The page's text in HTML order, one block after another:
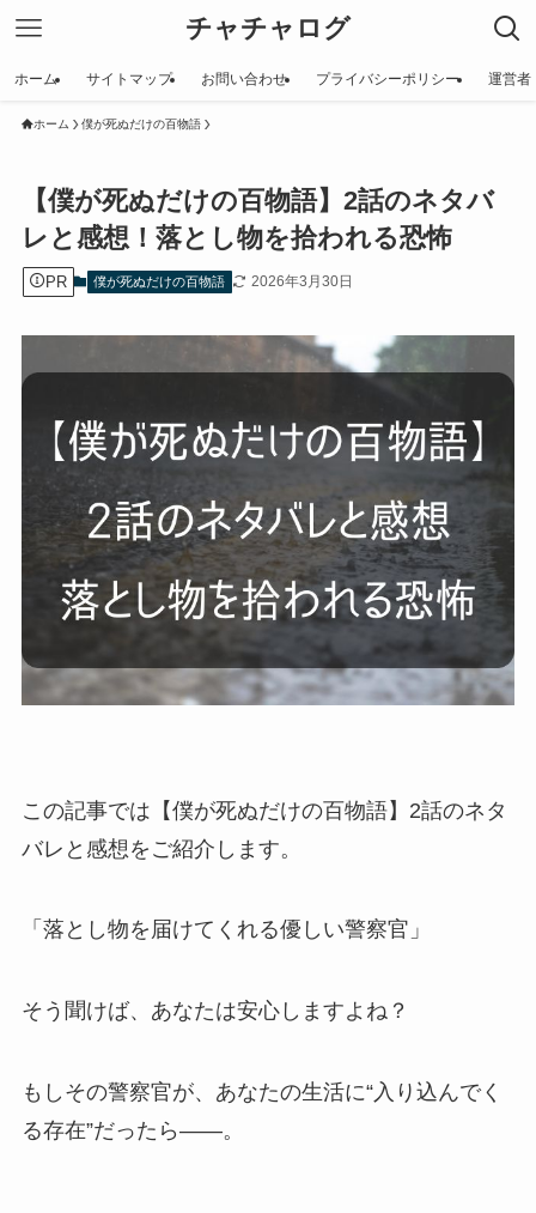
チャチャログ
ホーム サイトマップ お問い合わせ プライバシーポリシー 運営者
ホーム 僕が死ぬだけの百物語
【僕が死ぬだけの百物語】2話のネタバ
レと感想！落とし物を拾われる恐怖
PR 僕が死ぬだけの百物語 2026年3月30日
この記事では【僕が死ぬだけの百物語】2話のネタ
バレと感想をご紹介します。
「落とし物を届けてくれる優しい警察官」
そう聞けば、あなたは安心しますよね？
もしその警察官が、あなたの生活に“入り込んでく
る存在”だったら——。